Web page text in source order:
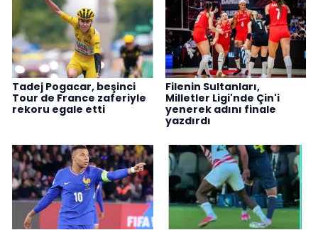
Tadej Pogacar, beşinci
Tour de France zaferiyle
rekoru egale etti
Filenin Sultanları,
Milletler Ligi'nde Çin'i
yenerek adını finale
yazdırdı